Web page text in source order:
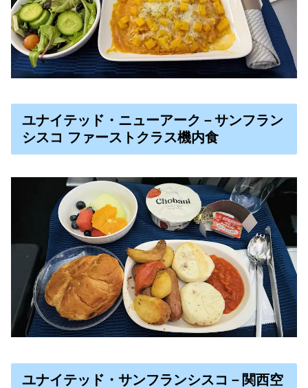
ユナイテッド・ニューアーク－サンフラン
シスコ ファーストクラス機内食
ユナイテッド・サンフランシスコ－関西空